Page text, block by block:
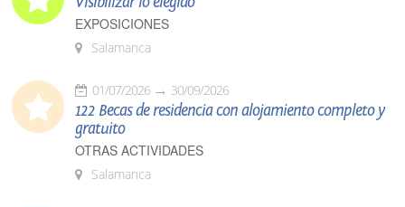
EXPOSICIONES
Salamanca
01/07/2026 30/09/2026
122 Becas de residencia con alojamiento completo y
gratuito
OTRAS ACTIVIDADES
Salamanca